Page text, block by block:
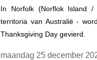
In Norfolk (Norflok Island
territoria van Australië -
Thanksgiving Day gevierd.
maandag 25 december